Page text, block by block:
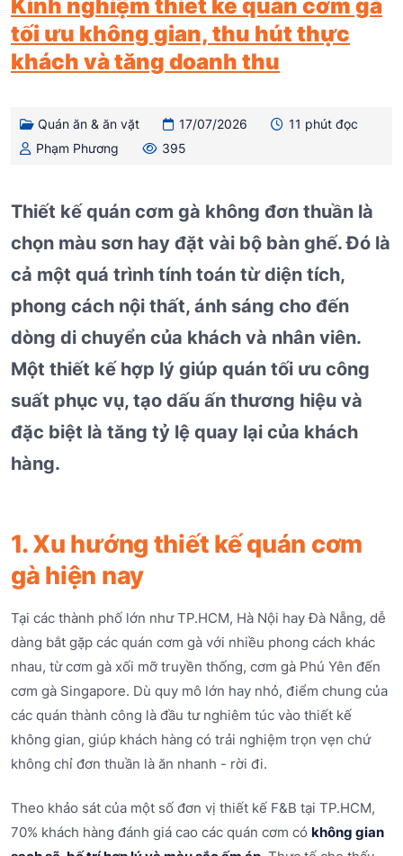
Kinh nghiệm thiết kế quán cơm gà
tối ưu không gian, thu hút thực
khách và tăng doanh thu
Quán ăn & ăn vặt 17/07/2026
11 phút đọc
Phạm Phương
395
Thiết kế quán cơm gà không đơn thuần là
chọn màu sơn hay đặt vài bộ bàn ghế. Đó là
cả một quá trình tính toán từ diện tích,
phong cách nội thất, ánh sáng cho đến
dòng di chuyển của khách và nhân viên.
Một thiết kế hợp lý giúp quán tối ưu công
suất phục vụ, tạo dấu ấn thương hiệu và
đặc biệt là tăng tỷ lệ quay lại của khách
hàng.
1. Xu hướng thiết kế quán cơm
gà hiện nay
Tại các thành phố lớn như TP.HCM, Hà Nội hay Đà Nẵng, dễ
dàng bắt gặp các quán cơm gà với nhiều phong cách khác
nhau, từ cơm gà xối mỡ truyền thống, cơm gà Phú Yên đến
cơm gà Singapore. Dù quy mô lớn hay nhỏ, điểm chung của
các quán thành công là đầu tư nghiêm túc vào thiết kế
không gian, giúp khách hàng có trải nghiệm trọn vẹn chứ
không chỉ đơn thuần là ăn nhanh - rời đi.
Theo khảo sát của một số đơn vị thiết kế F&B tại TP.HCM,
70% khách hàng đánh giá cao các quán cơm có không gian